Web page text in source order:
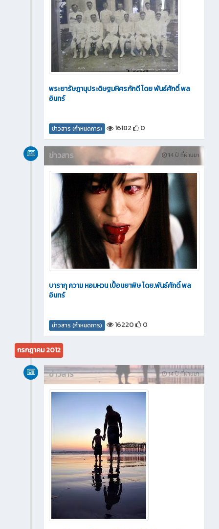
พระยารัษฎานุประดิษฐมหิศรภักดี โดย พันธ์ศักดิ์ พล
อินทร์
ข่าวสาร (กำหนดการ) 16182 0
14 ปี ที่ผ่านมา
ข่าวสาร
บารากุ ความ หอมหวน เปื้อนยาพิษ โดย.พันธ์ศักดิ์ พล
อินทร์
ข่าวสาร (กำหนดการ) 16220 0
กรกฎาคม 2012
14 ปี ที่ผ่านมา
ข่าวสาร